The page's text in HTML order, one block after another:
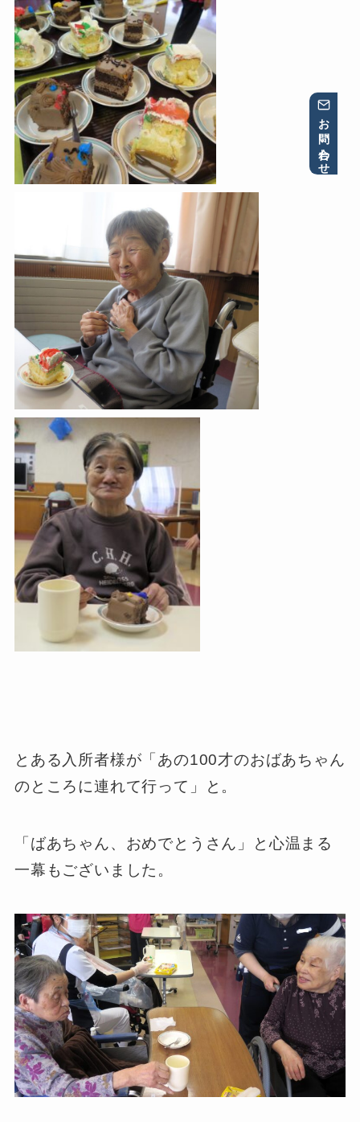
とある入所者様が「あの100才のおばあちゃん
のところに連れて行って」と。
「ばあちゃん、おめでとうさん」と心温まる
一幕もございました。
お問い合わせ